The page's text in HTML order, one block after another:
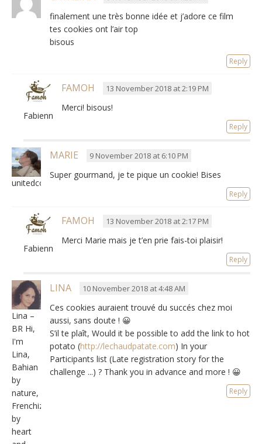
finalement une très bonne idée et j’adore ce film
tes cookies ont l’air top
bisous
Reply
Fabienne
FAMOH 13 November 2018 at 2:19 PM
Merci! bisous!
Reply
unitedcoloursofmacarons
MARIE 9 November 2018 at 6:10 PM
Super gourmand, je te pique un cookie! Bises
Reply
Fabienne
FAMOH 13 November 2018 at 2:17 PM
Merci Marie mais je t’en prie fais-toi plaisir!
Reply
Lina –
BR Hi,
I'm
Lina,
Bahian
by
nature,
Frenchized
by
heart
LINA 10 November 2018 at 4:48 AM
Ces cookies auraient trouvé du succés chez moi
aussi, sans doute ! 😀
S’il te plaît, Would it be possible to add the link to hot
potato (http://lechaudpatate.com) In your
Participants list (Late registration story for the
challenge ...) ? Thank you in advance and more ! 😀
Reply